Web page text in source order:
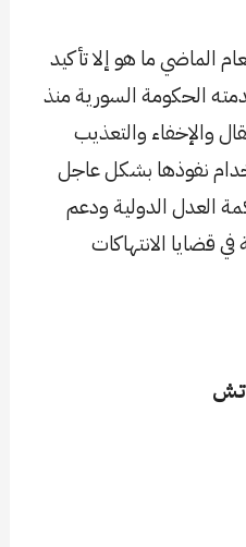
الماضي ما هو إلا تأكيد
الحكومة السورية منذ
والإخفاء والتعذيب
نفوذها بشكل عاجل
العدل الدولية ودعم
قضايا الانتهاكات